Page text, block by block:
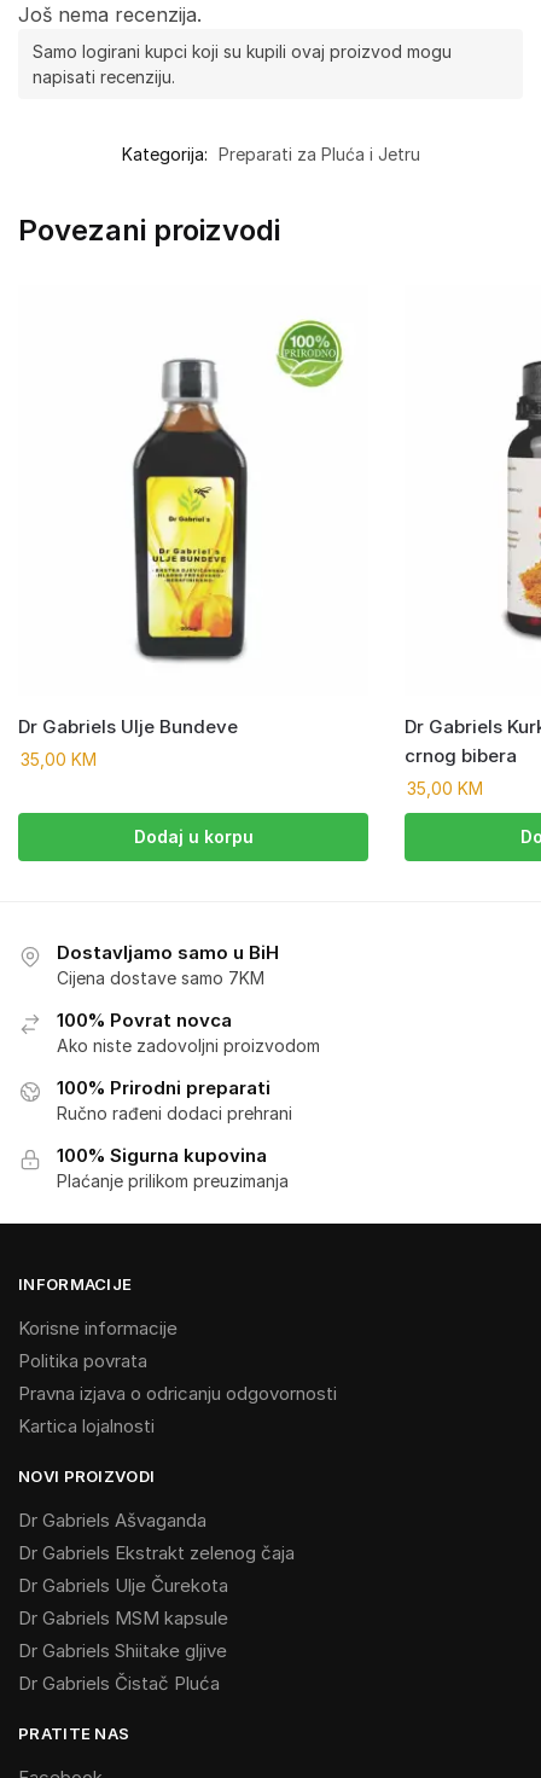
Još nema recenzija.
Samo logirani kupci koji su kupili ovaj proizvod mogu
napisati recenziju.
Kategorija: Preparati za Pluća i Jetru
Povezani proizvodi
Dr Gabriels Ulje Bundeve
35,00 KM
Dodaj u korpu
Dr Gabriels
crnog bibera
35,00 KM
Dostavljamo samo u BiH
Cijena dostave samo 7KM
100% Povrat novca
Ako niste zadovoljni proizvodom
100% Prirodni preparati
Ručno rađeni dodaci prehrani
100% Sigurna kupovina
Plaćanje prilikom preuzimanja
INFORMACIJE
Korisne informacije
Politika povrata
Pravna izjava o odricanju odgovornosti
Kartica lojalnosti
NOVI PROIZVODI
Dr Gabriels Ašvaganda
Dr Gabriels Ekstrakt zelenog čaja
Dr Gabriels Ulje Čurekota
Dr Gabriels MSM kapsule
Dr Gabriels Shiitake gljive
Dr Gabriels Čistač Pluća
PRATITE NAS